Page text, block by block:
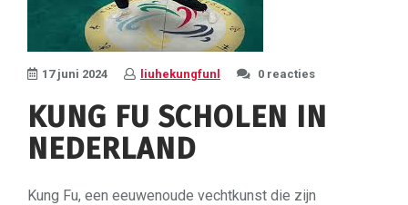
17 juni 2024 liuhekungfunl 0 reacties
KUNG FU SCHOLEN IN
NEDERLAND
Kung Fu, een eeuwenoude vechtkunst die zijn